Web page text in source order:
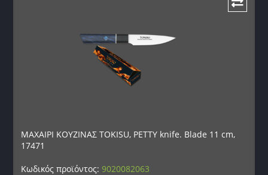
ΜΑΧΑΙΡΙ ΚΟΥΖΙΝΑΣ TOKISU, PETTY knife. Blade 11 cm,
17471
Κωδικός προϊόντος:9020082063